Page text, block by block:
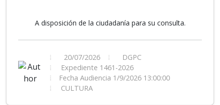
A disposición de la ciudadanía para su consulta.
20/07/2026
DGPC
Expediente 1461-2026
Fecha Audiencia 1/9/2026 13:00:00
CULTURA